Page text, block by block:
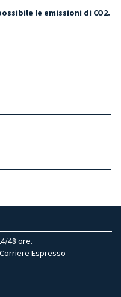
le emissioni di CO2.
48 ore.
Espresso